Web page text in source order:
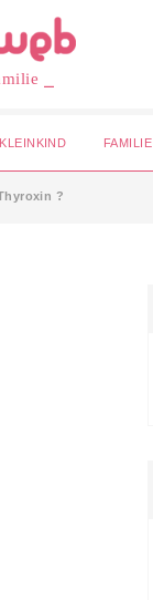
⎯
KLEINKIND FAMILIE
?